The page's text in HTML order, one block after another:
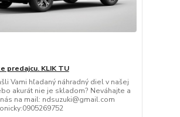
predajcu. KLIK TU
Vami hľadaný náhradný diel v našej
akurát nie je skladom? Neváhajte a
na mail: ndsuzuki@gmail.com